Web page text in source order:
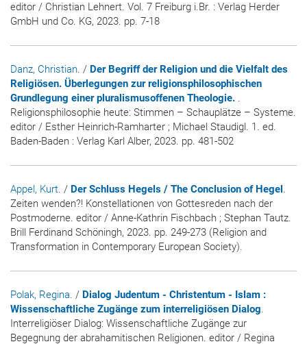
editor / Christian Lehnert. Vol. 7 Freiburg i.Br. : Verlag Herder
GmbH und Co. KG, 2023. pp. 7-18
Danz, Christian. / Der Begriff der Religion und die Vielfalt des
Religiösen. Überlegungen zur religionsphilosophischen
Grundlegung einer pluralismusoffenen Theologie. .
Religionsphilosophie heute: Stimmen – Schauplätze – Systeme.
editor / Esther Heinrich-Ramharter ; Michael Staudigl. 1. ed.
Baden-Baden : Verlag Karl Alber, 2023. pp. 481-502
Appel, Kurt. / Der Schluss Hegels / The Conclusion of Hegel .
Zeiten wenden?! Konstellationen von Gottesreden nach der
Postmoderne. editor / Anne-Kathrin Fischbach ; Stephan Tautz.
Brill Ferdinand Schöningh, 2023. pp. 249-273 (Religion and
Transformation in Contemporary European Society).
Polak, Regina. / Dialog Judentum - Christentum - Islam :
Wissenschaftliche Zugänge zum interreligiösen Dialog.
Interreligiöser Dialog: Wissenschaftliche Zugänge zur
Begegnung der abrahamitischen Religionen. editor / Regina